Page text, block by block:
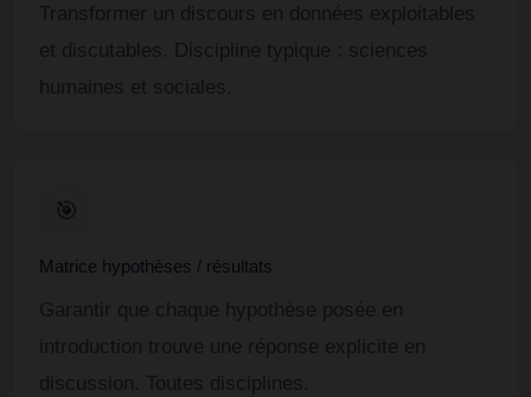
Transformer un discours en données exploitables
et discutables. Discipline typique : sciences
humaines et sociales.
🎯
Matrice hypothèses / résultats
Garantir que chaque hypothèse posée en
introduction trouve une réponse explicite en
discussion. Toutes disciplines.